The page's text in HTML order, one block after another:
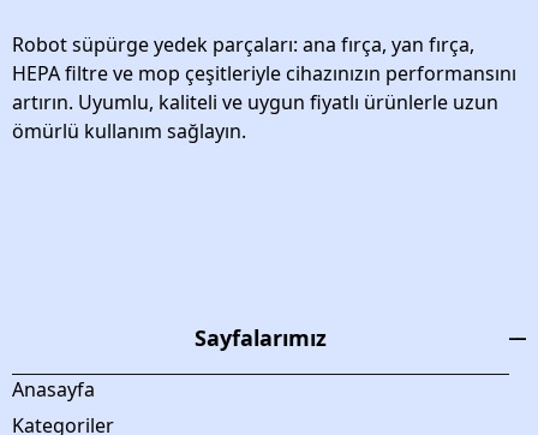
Robot süpürge yedek parçaları: ana fırça, yan fırça,
HEPA filtre ve mop çeşitleriyle cihazınızın performansını
artırın. Uyumlu, kaliteli ve uygun fiyatlı ürünlerle uzun
ömürlü kullanım sağlayın.
Sayfalarımız
Anasayfa
Kategoriler